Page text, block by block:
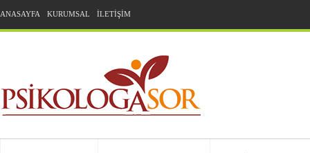
ANASAYFA KURUMSAL İLETİŞİM